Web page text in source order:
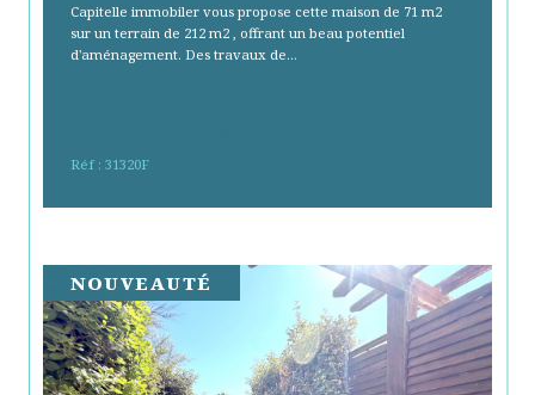
Capitelle immobiler vous propose cette maison de 71 m2
sur un terrain de 212 m2 , offrant un beau potentiel
d'aménagement. Des travaux de...
Réf : 31320F
NOUVEAUTÉ